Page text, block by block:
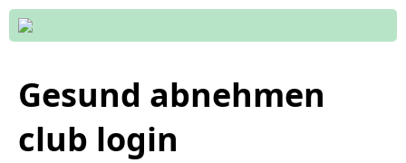
Gesund abnehmen
club login